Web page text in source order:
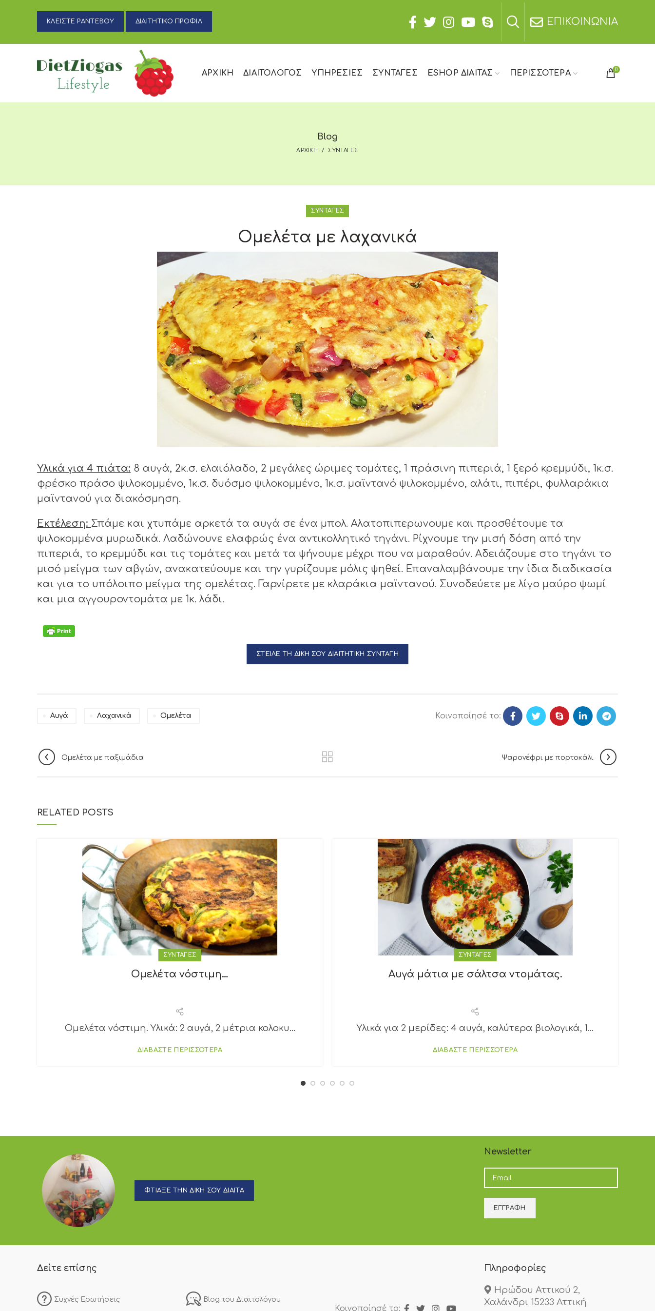
ΚΛΕΙΣΤΕ ΡΑΝΤΕΒΟΥ ΔΙΑΙΤΗΤΙΚΟ ΠΡΟΦΙΛ ΕΠΙΚΟΙΝΩΝΙΑ
ΑΡΧΙΚΗ ΔΙΑΙΤΟΛΟΓΟΣ ΥΠΗΡΕΣΙΕΣ ΣΥΝΤΑΓΕΣ ESHOP ΔΙΑΙΤΑΣ ΠΕΡΙΣΣΟΤΕΡΑ 0
Blog
ΑΡΧΙΚΗ ΣΥΝΤΑΓΕΣ
ΣΥΝΤΑΓΕΣ
Ομελέτα με λαχανικά
Υλικά για 4 πιάτα: 8 αυγά, 2κ.σ. ελαιόλαδο, 2 μεγάλες ώριμες τομάτες, 1 πράσινη πιπεριά, 1 ξερό κρεμμύδι, 1κ.σ.
φρέσκο πράσο ψιλοκομμένο, 1κ.σ. δυόσμο ψιλοκομμένο, 1κ.σ. μαϊντανό ψιλοκομμένο, αλάτι, πιπέρι, φυλλαράκια
μαϊντανού για διακόσμηση.
Εκτέλεση: Σπάμε και χτυπάμε αρκετά τα αυγά σε ένα μπολ. Αλατοπιπερωνουμε και προσθέτουμε τα
ψιλοκομμένα μυρωδικά. Λαδώνουνε ελαφρώς ένα αντικολλητικό τηγάνι. Ρίχνουμε την μισή δόση από την
πιπεριά, το κρεμμύδι και τις τομάτες και μετά τα ψήνουμε μέχρι που να μαραθούν. Αδειάζουμε στο τηγάνι το
μισό μείγμα των αβγών, ανακατεύουμε και την γυρίζουμε μόλις ψηθεί. Επαναλαμβάνουμε την ίδια διαδικασία
και για το υπόλοιπο μείγμα της ομελέτας. Γαρνίρετε με κλαράκια μαϊντανού. Συνοδεύετε με λίγο μαύρο ψωμί
και μια αγγουροντομάτα με 1κ. λάδι.
ΣΤΕΙΛΕ ΤΗ ΔΙΚΗ ΣΟΥ ΔΙΑΙΤΗΤΙΚΗ ΣΥΝΤΑΓΗ
Αυγά Λαχανικά Ομελέτα Κοινοποίησέ το:
Ομελέτα με παξιμάδια Ψαρονέφρι με πορτοκάλι
RELATED POSTS
ΣΥΝΤΑΓΕΣ
Ομελέτα νόστιμη…
Ομελέτα νόστιμη. Υλικά: 2 αυγά, 2 μέτρια κολοκυ...
ΔΙΑΒΑΣΤΕ ΠΕΡΙΣΣΟΤΕΡΑ
ΣΥΝΤΑΓΕΣ
Αυγά μάτια με σάλτσα ντομάτας.
Υλικά για 2 μερίδες: 4 αυγά, καλύτερα βιολογικά, 1...
ΔΙΑΒΑΣΤΕ ΠΕΡΙΣΣΟΤΕΡΑ
ΦΤΙΑΞΕ ΤΗΝ ΔΙΚΗ ΣΟΥ ΔΙΑΙΤΑ
Newsletter
Δείτε επίσης
Συχνές Ερωτήσεις Blog του Διαιτολόγου
Κοινοποίησέ το:
Πληροφορίες
Ηρώδου Αττικού 2,
Χαλάνδρι 15233 Αττική